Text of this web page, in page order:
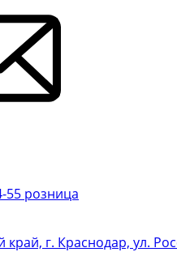
55 розница
край, г. Краснодар, ул.